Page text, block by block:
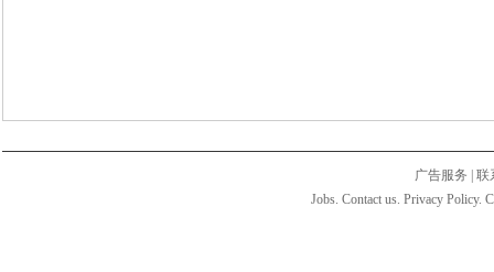
广告服务
联
Jobs. Contact us. Privacy Policy.